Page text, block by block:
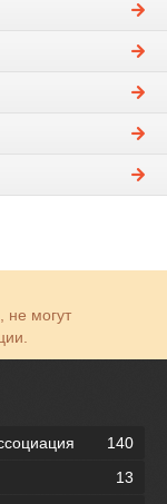
, не могут
140
13